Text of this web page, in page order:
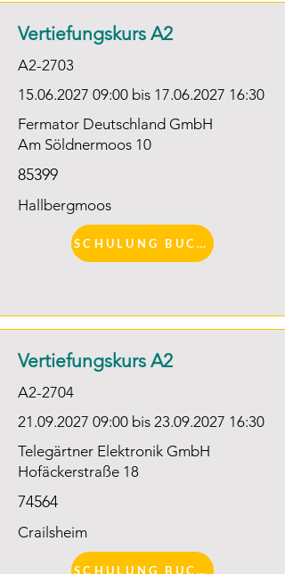
Vertiefungskurs A2
A2-2703
15.06.2027 09:00 bis 17.06.2027 16:30
Fermator Deutschland GmbH
Am Söldnermoos 10
85399
Hallbergmoos
SCHULUNG BUCHEN
Vertiefungskurs A2
A2-2704
21.09.2027 09:00 bis 23.09.2027 16:30
Telegärtner Elektronik GmbH
Hofäckerstraße 18
74564
Crailsheim
SCHULUNG BUCHEN